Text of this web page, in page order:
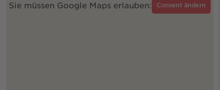
Sie müssen Google Maps erlauben: Consent ändern